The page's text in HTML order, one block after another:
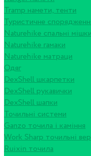
Tramp намети, тенти
Туристичне
Naturehike спальні
Naturehike гамаки
Naturehike матраци
Одяг
DexShell шкарпетки
DexShell рукавички
DexShell шапки
Точильні системи
Ganzo точила і каміння
Work Sharp точильні
Ruixin точила